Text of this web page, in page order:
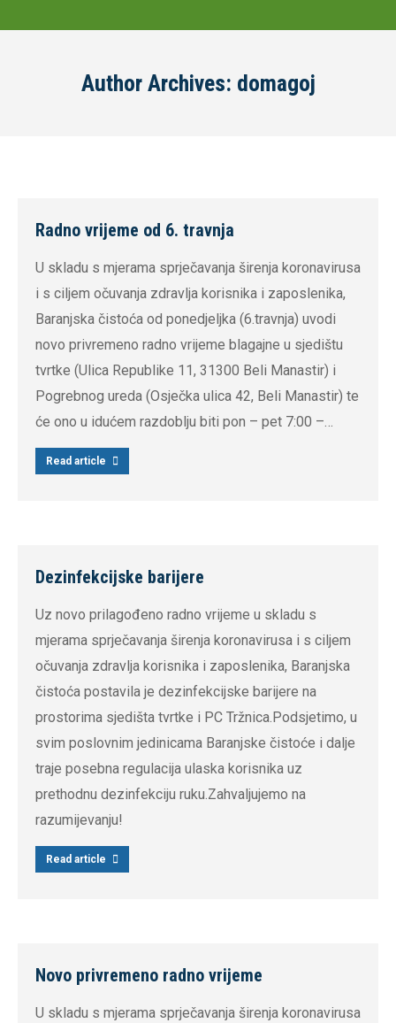
Author Archives: domagoj
Radno vrijeme od 6. travnja
U skladu s mjerama sprječavanja širenja koronavirusa
i s ciljem očuvanja zdravlja korisnika i zaposlenika,
Baranjska čistoća od ponedjeljka (6.travnja) uvodi
novo privremeno radno vrijeme blagajne u sjedištu
tvrtke (Ulica Republike 11, 31300 Beli Manastir) i
Pogrebnog ureda (Osječka ulica 42, Beli Manastir) te
će ono u idućem razdoblju biti pon – pet 7:00 –…
Read article
Dezinfekcijske barijere
Uz novo prilagođeno radno vrijeme u skladu s
mjerama sprječavanja širenja koronavirusa i s ciljem
očuvanja zdravlja korisnika i zaposlenika, Baranjska
čistoća postavila je dezinfekcijske barijere na
prostorima sjedišta tvrtke i PC Tržnica.Podsjetimo, u
svim poslovnim jedinicama Baranjske čistoće i dalje
traje posebna regulacija ulaska korisnika uz
prethodnu dezinfekciju ruku.Zahvaljujemo na
razumijevanju!
Read article
Novo privremeno radno vrijeme
U skladu s mjerama sprječavanja širenja koronavirusa